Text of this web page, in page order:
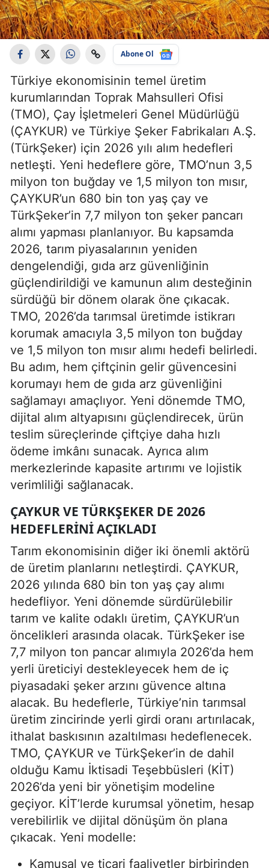
Abone Ol
Türkiye ekonomisinin temel üretim
kurumlarından Toprak Mahsulleri Ofisi
(TMO), Çay İşletmeleri Genel Müdürlüğü
(ÇAYKUR) ve Türkiye Şeker Fabrikaları A.Ş.
(TürkŞeker) için 2026 yılı alım hedefleri
netleşti. Yeni hedeflere göre, TMO’nun 3,5
milyon ton buğday ve 1,5 milyon ton mısır,
ÇAYKUR’un 680 bin ton yaş çay ve
TürkŞeker’in 7,7 milyon ton şeker pancarı
alımı yapması planlanıyor. Bu kapsamda
2026, tarım piyasalarının yeniden
dengelendiği, gıda arz güvenliğinin
güçlendirildiği ve kamunun alım desteğinin
sürdüğü bir dönem olarak öne çıkacak.
TMO, 2026’da tarımsal üretimde istikrarı
korumak amacıyla 3,5 milyon ton buğday
ve 1,5 milyon ton mısır alımı hedefi belirledi.
Bu adım, hem çiftçinin gelir güvencesini
korumayı hem de gıda arz güvenliğini
sağlamayı amaçlıyor. Yeni dönemde TMO,
dijital alım altyapısını güçlendirecek, ürün
teslim süreçlerinde çiftçiye daha hızlı
ödeme imkânı sunacak. Ayrıca alım
merkezlerinde kapasite artırımı ve lojistik
verimliliği sağlanacak.
ÇAYKUR VE TÜRKŞEKER DE 2026
HEDEFLERINI AÇIKLADI
Tarım ekonomisinin diğer iki önemli aktörü
de üretim planlarını netleştirdi. ÇAYKUR,
2026 yılında 680 bin ton yaş çay alımı
hedefliyor. Yeni dönemde sürdürülebilir
tarım ve kalite odaklı üretim, ÇAYKUR’un
öncelikleri arasında olacak. TürkŞeker ise
7,7 milyon ton pancar alımıyla 2026’da hem
yerli üreticiyi destekleyecek hem de iç
piyasadaki şeker arzını güvence altına
alacak. Bu hedeflerle, Türkiye’nin tarımsal
üretim zincirinde yerli girdi oranı artırılacak,
ithalat baskısının azaltılması hedeflenecek.
TMO, ÇAYKUR ve TürkŞeker’in de dahil
olduğu Kamu İktisadi Teşebbüsleri (KİT)
2026’da yeni bir yönetişim modeline
geçiyor. KİT’lerde kurumsal yönetim, hesap
verebilirlik ve dijital dönüşüm ön plana
çıkacak. Yeni modelle:
Kamusal ve ticari faaliyetler birbirinden